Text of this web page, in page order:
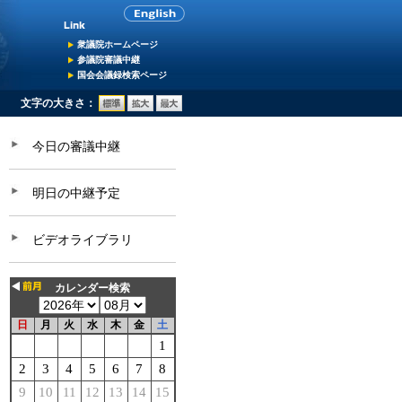
衆議院ホームページ
参議院審議中継
国会会議録検索ページ
文字の大きさ：
今日の審議中継
明日の中継予定
ビデオライブラリ
カレンダー検索
日 月 火 水 木 金 土
1
2
3 4 5 6 7
8
9
10 11 12 13 14
15